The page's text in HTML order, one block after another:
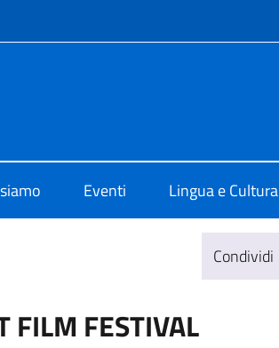
Eventi Lingua e Cultura
Condividi
FILM FESTIVAL